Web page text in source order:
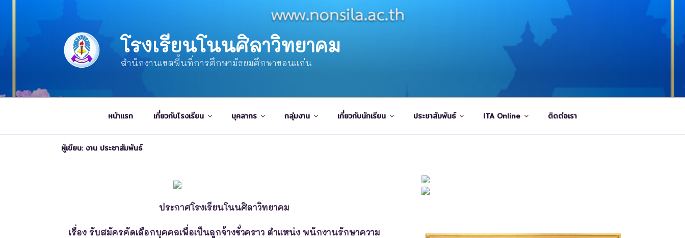
โรงเรียนโนนศิลาวิทยาคม
สำนักงานเขตพื้นที่การศึกษามัธยมศึกษาขอนแก่น
หน้าแรก เกี่ยวกับโรงเรียน บุคลากร กลุ่มงาน เกี่ยวกับนักเรียน ประชาสัมพันธ์ ITA Online ติดต่อเรา
ผู้เขียน:งาน ประชาสัมพันธ์
ประกาศโรงเรียนโนนศิลาวิทยาคม
เรื่อง รับสมัครคัดเลือกบุคคลเพื่อเป็นลูกจ้างชั่วคราว ตำแหน่ง พนักงานรักษาความ